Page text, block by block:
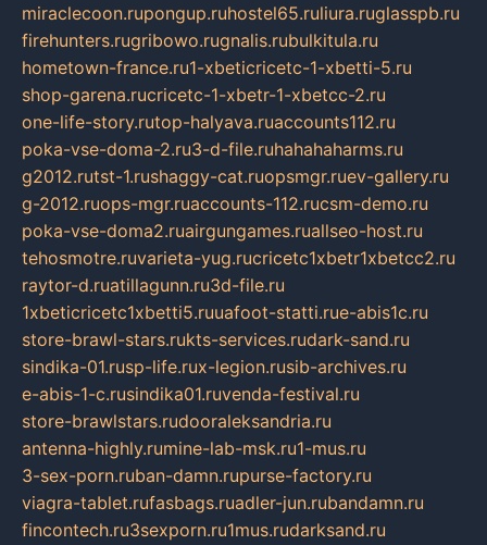
miraclecoon.rupongup.ruhostel65.ruliura.ruglasspb.ru
firehunters.rugribowo.rugnalis.rubulkitula.ru
hometown-france.ru1-xbeticricetc-1-xbetti-5.ru
shop-garena.rucricetc-1-xbetr-1-xbetcc-2.ru
one-life-story.rutop-halyava.ruaccounts112.ru
poka-vse-doma-2.ru3-d-file.ruhahahaharms.ru
g2012.rutst-1.rushaggy-cat.ruopsmgr.ruev-gallery.ru
g-2012.ruops-mgr.ruaccounts-112.rucsm-demo.ru
poka-vse-doma2.ruairgungames.ruallseo-host.ru
tehosmotre.ruvarieta-yug.rucricetc1xbetr1xbetcc2.ru
raytor-d.ruatillagunn.ru3d-file.ru
1xbeticricetc1xbetti5.ruuafoot-statti.rue-abis1c.ru
store-brawl-stars.rukts-services.rudark-sand.ru
sindika-01.rusp-life.rux-legion.rusib-archives.ru
e-abis-1-c.rusindika01.ruvenda-festival.ru
store-brawlstars.rudooraleksandria.ru
antenna-highly.rumine-lab-msk.ru1-mus.ru
3-sex-porn.ruban-damn.rupurse-factory.ru
viagra-tablet.rufasbags.ruadler-jun.rubandamn.ru
fincontech.ru3sexporn.ru1mus.rudarksand.ru